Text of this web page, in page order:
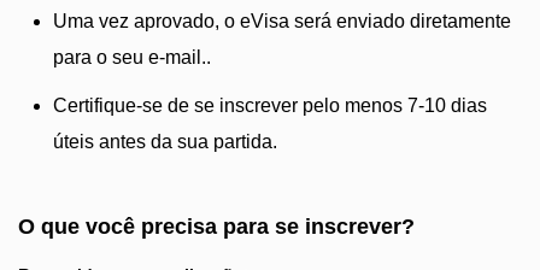
Uma vez aprovado, o eVisa será enviado diretamente
para o seu e-mail..
Certifique-se de se inscrever pelo menos 7-10 dias
úteis antes da sua partida.
O que você precisa para se inscrever?